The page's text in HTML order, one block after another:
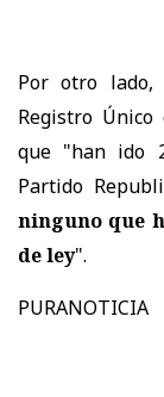
Por otro lado,
Registro
que "han ido
Partido
ninguno que
de ley".
PURANOTICIA